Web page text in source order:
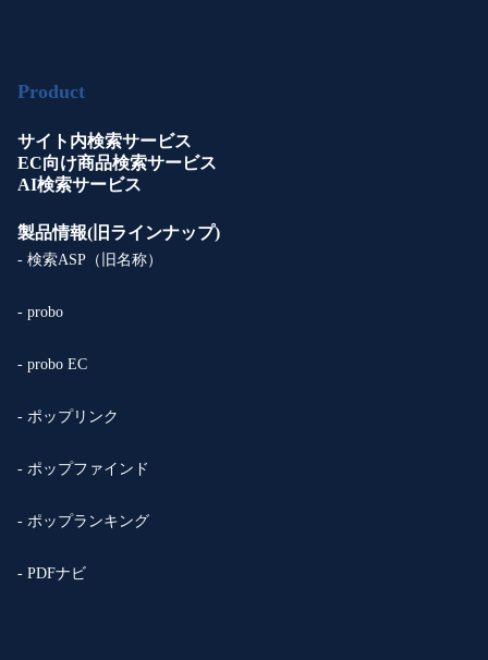
Product
サイト内検索サービス
EC向け商品検索サービス
AI検索サービス
製品情報(旧ラインナップ)
- 検索ASP（旧名称）
- probo
- probo EC
- ポップリンク
- ポップファインド
- ポップランキング
- PDFナビ